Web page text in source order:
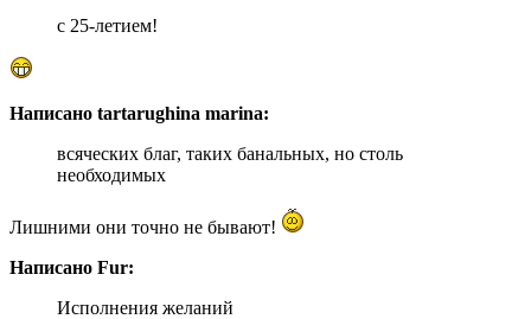
с 25-летием!
Написано tartarughina marina:
всяческих благ, таких банальных, но столь
необходимых
Лишними они точно не бывают!
Написано Fur:
Исполнения желаний